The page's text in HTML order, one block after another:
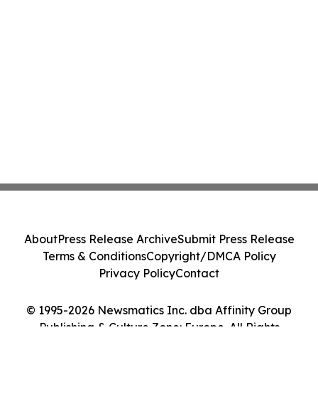
© 1995-2026 Newsmatics Inc. dba Affinity Group
Publishing & Culture Zone: Europe. All Rights
AboutPress Release ArchiveSubmit Press Release
Terms & ConditionsCopyright/DMCA Policy
Privacy PolicyContact